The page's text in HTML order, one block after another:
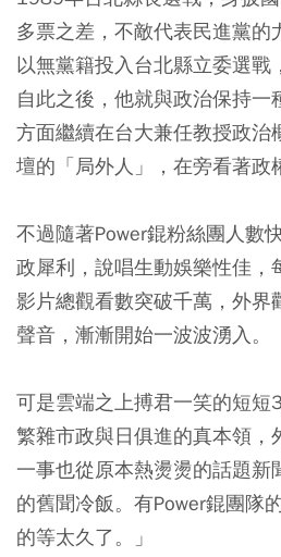
多票之差，不敵代表民進黨
以無黨籍投入台北縣立委選戰
自此之後，他就與政治保持一
方面繼續在台大兼任教授政治
壇的「局外人」，在旁看著政
不過隨著Power錕粉絲團人數
政犀利，說唱生動娛樂性佳，
影片總觀看數突破千萬，外界
聲音，漸漸開始一波波湧入。
可是雲端之上搏君一笑的短短
繁雜市政與日俱進的真本領，
一事也從原本熱燙燙的話題新
的舊聞冷飯。有Power錕團隊
的等太久了。」